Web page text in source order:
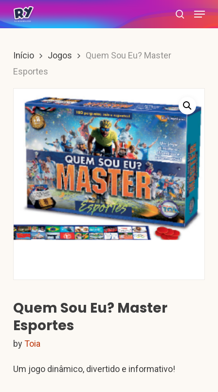
Skip
to
content
search
Menu
Início Jogos
Quem Sou Eu? Master
Esportes
Quem Sou Eu? Master
Esportes
byToia
Um jogo dinâmico, divertido e informativo!